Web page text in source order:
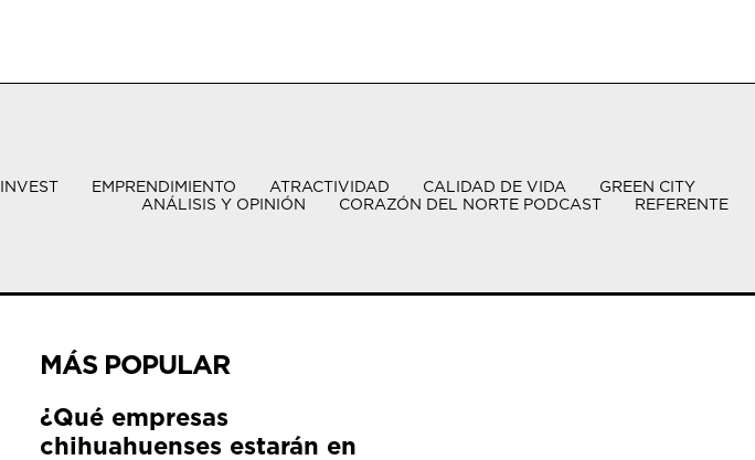
INVEST EMPRENDIMIENTO ATRACTIVIDAD CALIDAD DE VIDA
GREEN CITY
ANÁLISIS Y OPINIÓN
CORAZÓN DEL NORTE PODCAST REFERENTE
MÁS POPULAR
¿Qué empresas
chihuahuenses estarán en